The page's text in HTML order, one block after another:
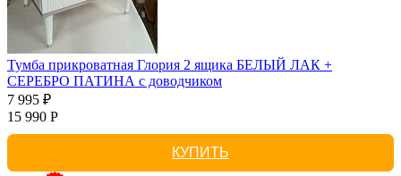
Тумба прикроватная Глория 2 ящика БЕЛЫЙ ЛАК +
СЕРЕБРО ПАТИНА с доводчиком
7 995 ₽
15 990 Р
КУПИТЬ